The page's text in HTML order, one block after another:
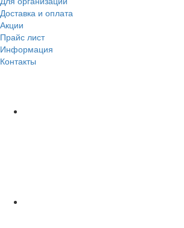
Доставка и оплата
Акции
Прайс лист
Информация
Контакты